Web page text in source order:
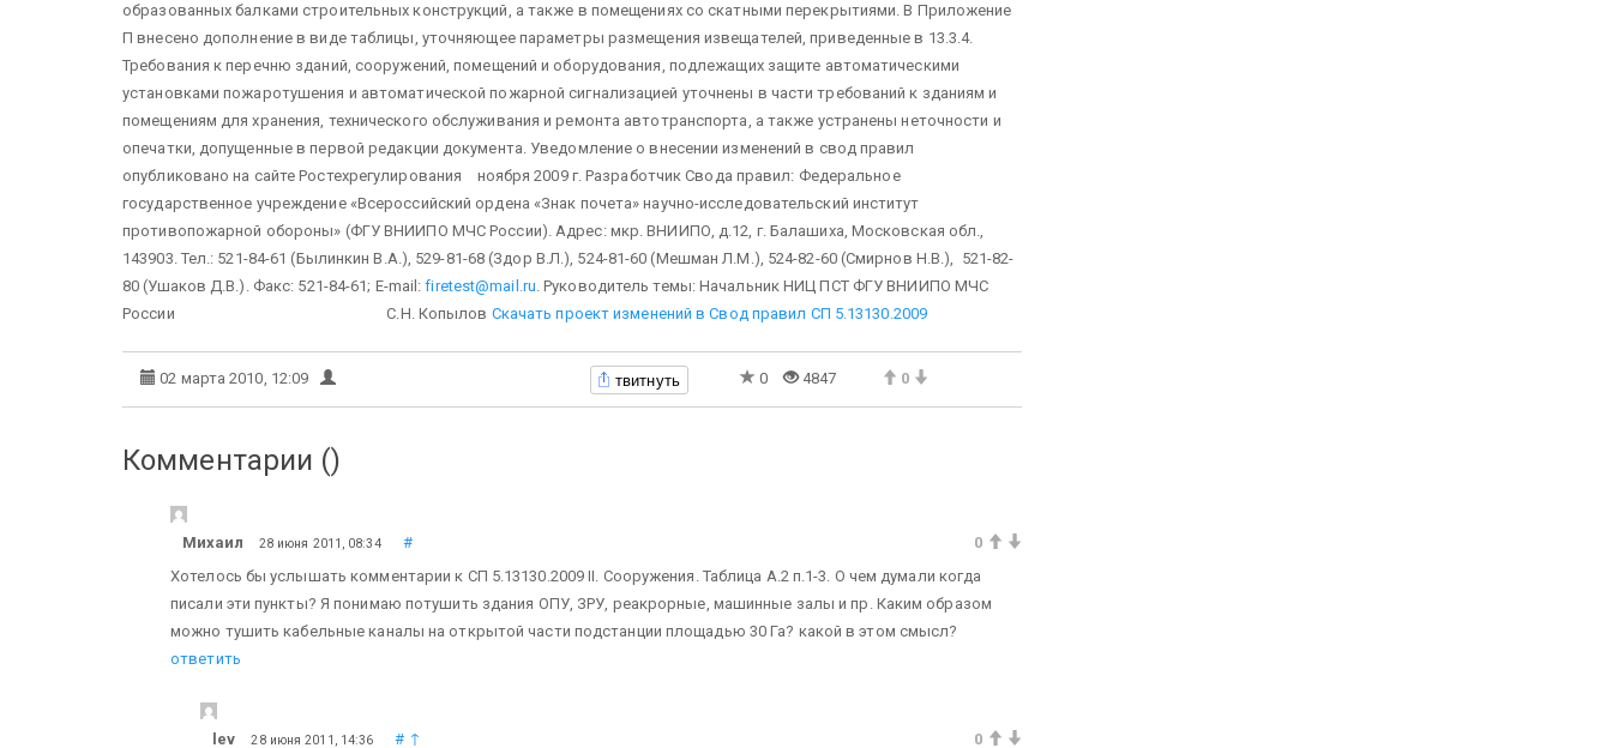
образованных балками строительных конструкций, а также в помещениях со скатными перекрытиями. В Приложение
П внесено дополнение в виде таблицы, уточняющее параметры размещения извещателей, приведенные в 13.3.4.
Требования к перечню зданий, сооружений, помещений и оборудования, подлежащих защите автоматическими
установками пожаротушения и автоматической пожарной сигнализацией уточнены в части требований к зданиям и
помещениям для хранения, технического обслуживания и ремонта автотранспорта, а также устранены неточности и
опечатки, допущенные в первой редакции документа. Уведомление о внесении изменений в свод правил
опубликовано на сайте Ростехрегулирования ноября 2009 г. Разработчик Свода правил: Федеральное
государственное учреждение «Всероссийский ордена «Знак почета» научно-исследовательский институт
противопожарной обороны» (ФГУ ВНИИПО МЧС России). Адрес: мкр. ВНИИПО, д.12, г. Балашиха, Московская обл.,
143903. Тел.: 521-84-61 (Былинкин В.А.), 529-81-68 (Здор В.Л.), 524-81-60 (Мешман Л.М.), 524-82-60 (Смирнов Н.В.), 521-82-
80 (Ушаков Д.В.). Факс: 521-84-61; E-mail:firetest@mail.ru. Руководитель темы: Начальник НИЦ ПСТ ФГУ ВНИИПО МЧС
России С.Н. Копылов Скачать проект изменений в Свод правил СП 5.13130.2009
02 марта 2010, 12:09 твитнуть 0 4847 0
Комментарии ()
Михаил 28 июня 2011, 08:34 #
0
Хотелось бы услышать комментарии к СП 5.13130.2009 II. Сооружения. Таблица А.2 п.1-3. О чем думали когда
писали эти пункты? Я понимаю потушить здания ОПУ, ЗРУ, реакрорные, машинные залы и пр. Каким образом
можно тушить кабельные каналы на открытой части подстанции площадью 30 Га? какой в этом смысл?
ответить
lev 28 июня 2011, 14:36 # ↑ 0